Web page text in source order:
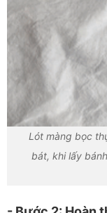
Lót màng bọc
bát, khi lấy